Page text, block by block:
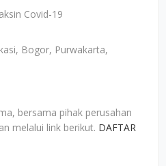
Covid-19
Bogor, Purwakarta,
bersama pihak perusahan
melalui link berikut. DAFTAR